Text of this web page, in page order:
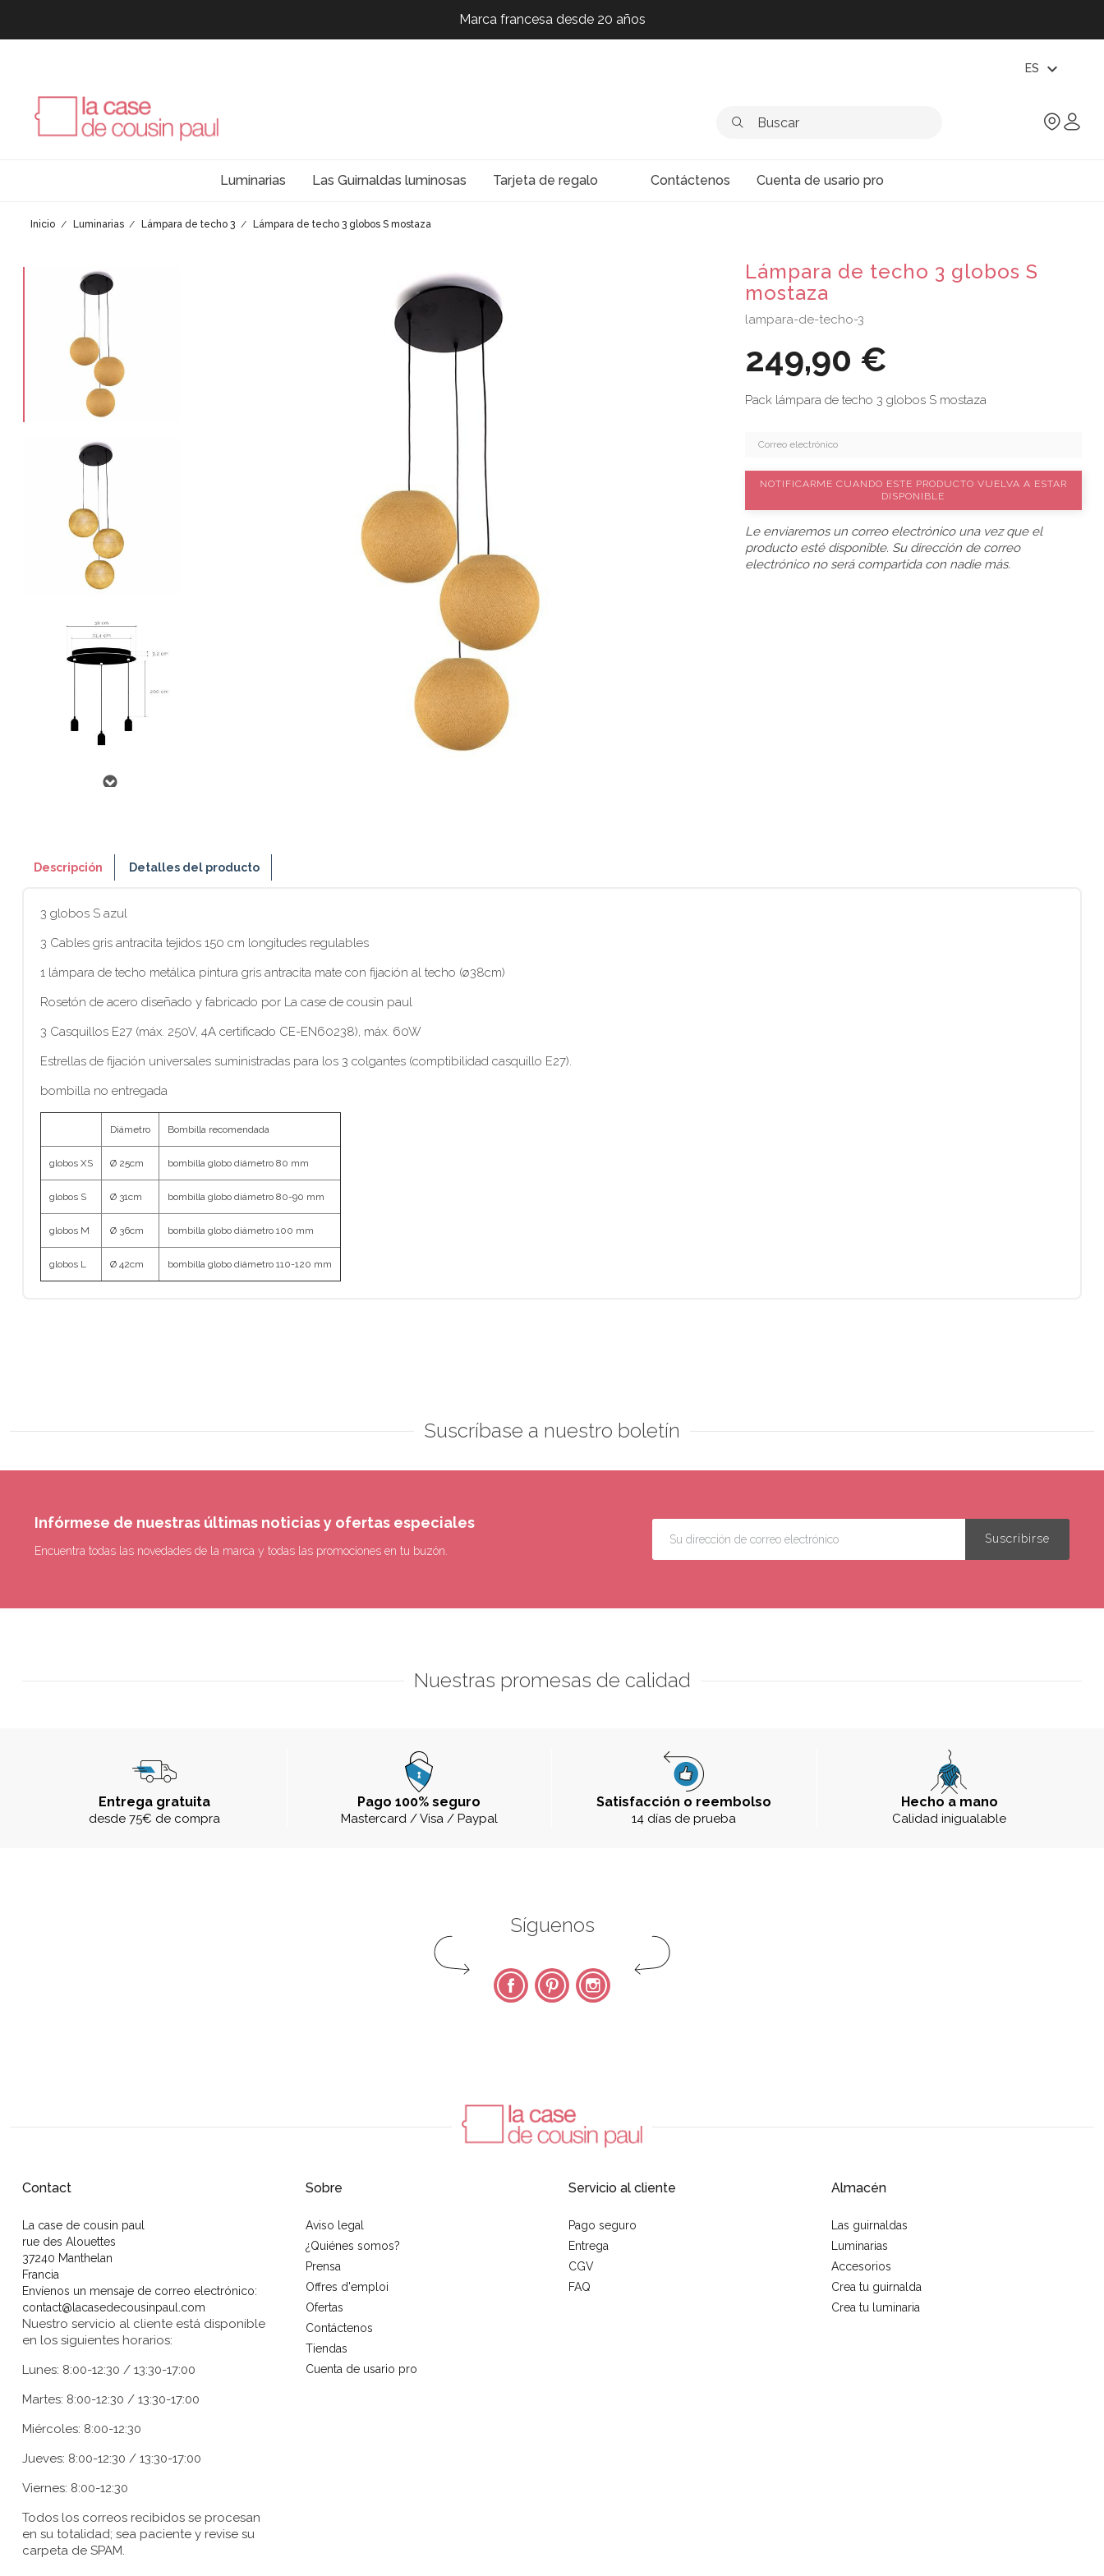
Marca francesa desde 20 años
Marca francesa desde 20 años
ES expand_more
Luminarias Las Guirnaldas luminosas Tarjeta de regalo Contáctenos Cuenta de usario pro
Inicio Luminarias Lámpara de techo 3 Lámpara de techo 3 globos S mostaza
Lámpara de techo 3 globos S
mostaza
lampara-de-techo-3
249,90 €
Pack lámpara de techo 3 globos S mostaza
NOTIFICARME CUANDO ESTE PRODUCTO VUELVA A ESTAR
DISPONIBLE
Le enviaremos un correo electrónico una vez que el
producto esté disponible. Su dirección de correo
electrónico no será compartida con nadie más.
Descripción Detalles del producto
3 globos S azul
3 Cables gris antracita tejidos 150 cm longitudes regulables
1 lámpara de techo metálica pintura gris antracita mate con fijación al techo (ø38cm)
Rosetón de acero diseñado y fabricado por La case de cousin paul
3 Casquillos E27 (máx. 250V, 4A certificado CE-EN60238), máx. 60W
Estrellas de fijación universales suministradas para los 3 colgantes (comptibilidad casquillo E27).
bombilla no entregada
Diámetro Bombilla recomendada
globos XS Ø 25cm bombilla globo diámetro 80 mm
globos S Ø 31cm bombilla globo diámetro 80-90 mm
globos M Ø 36cm bombilla globo diámetro 100 mm
globos L Ø 42cm bombilla globo diámetro 110-120 mm
Suscríbase a nuestro boletín
Infórmese de nuestras últimas noticias y ofertas especiales
Encuentra todas las novedades de la marca y todas las promociones en tu buzón.
Nuestras promesas de calidad
Entrega gratuita
desde 75€ de compra
Pago 100% seguro
Mastercard / Visa / Paypal
Satisfacción o reembolso
14 días de prueba
Hecho a mano
Calidad inigualable
Síguenos
FacebookPinterest Instagram
Contact
La case de cousin paul
rue des Alouettes
37240 Manthelan
Francia
Envíenos un mensaje de correo electrónico:
contact@lacasedecousinpaul.com
Nuestro servicio al cliente está disponible
en los siguientes horarios:
Lunes: 8:00-12:30 / 13:30-17:00
Martes: 8:00-12:30 / 13:30-17:00
Miércoles: 8:00-12:30
Jueves: 8:00-12:30 / 13:30-17:00
Viernes: 8:00-12:30
Todos los correos recibidos se procesan
en su totalidad; sea paciente y revise su
carpeta de SPAM.
Sobre
Aviso legal
¿Quiénes somos?
Prensa
Offres d'emploi
Ofertas
Contáctenos
Tiendas
Cuenta de usario pro
Servicio al cliente
Pago seguro
Entrega
CGV
FAQ
Almacén
Las guirnaldas
Luminarias
Accesorios
Crea tu guirnalda
Crea tu luminaria